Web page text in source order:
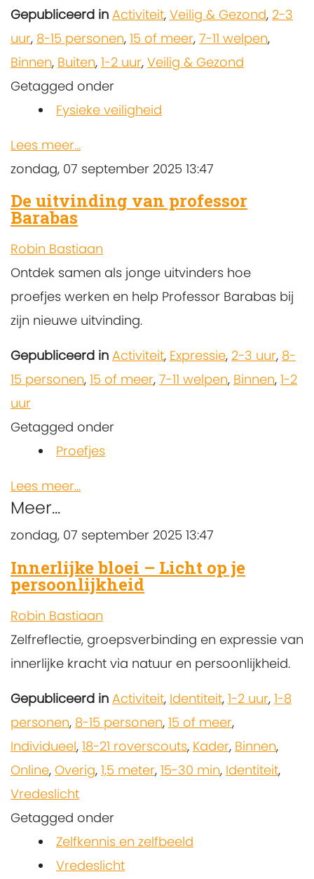
Gepubliceerd in Activiteit, Veilig & Gezond, 2-3
uur, 8-15 personen, 15 of meer, 7-11 welpen,
Binnen, Buiten, 1-2 uur, Veilig & Gezond
Getagged onder
Fysieke veiligheid
Lees meer...
zondag, 07 september 2025 13:47
De uitvinding van professor
Barabas
Robin Bastiaan
Ontdek samen als jonge uitvinders hoe
proefjes werken en help Professor Barabas bij
zijn nieuwe uitvinding.
Gepubliceerd in Activiteit, Expressie, 2-3 uur, 8-
15 personen, 15 of meer, 7-11 welpen, Binnen, 1-2
uur
Getagged onder
Proefjes
Lees meer...
Meer...
zondag, 07 september 2025 13:47
Innerlijke bloei – Licht op je
persoonlijkheid
Robin Bastiaan
Zelfreflectie, groepsverbinding en expressie van
innerlijke kracht via natuur en persoonlijkheid.
Gepubliceerd in Activiteit, Identiteit, 1-2 uur, 1-8
personen, 8-15 personen, 15 of meer,
Individueel, 18-21 roverscouts, Kader, Binnen,
Online, Overig, 1,5 meter, 15-30 min, Identiteit,
Vredeslicht
Getagged onder
Zelfkennis en zelfbeeld
Vredeslicht